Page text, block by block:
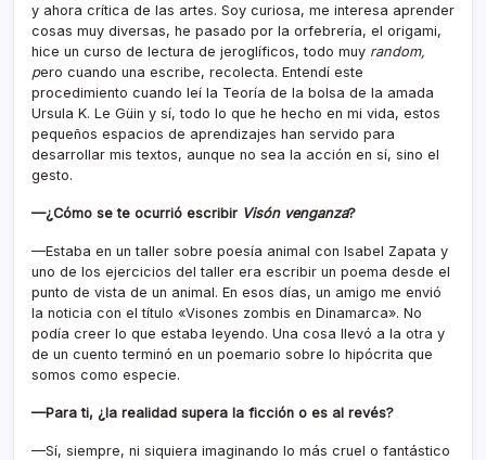
y ahora crítica de las artes. Soy curiosa, me interesa aprender
cosas muy diversas, he pasado por la orfebrería, el origami,
hice un curso de lectura de jeroglíficos, todo muy random,
pero cuando una escribe, recolecta. Entendí este
procedimiento cuando leí la Teoría de la bolsa de la amada
Ursula K. Le Güin y sí, todo lo que he hecho en mi vida, estos
pequeños espacios de aprendizajes han servido para
desarrollar mis textos, aunque no sea la acción en sí, sino el
gesto.
—¿Cómo se te ocurrió escribir Visón venganza?
—Estaba en un taller sobre poesía animal con Isabel Zapata y
uno de los ejercicios del taller era escribir un poema desde el
punto de vista de un animal. En esos días, un amigo me envió
la noticia con el título «Visones zombis en Dinamarca». No
podía creer lo que estaba leyendo. Una cosa llevó a la otra y
de un cuento terminó en un poemario sobre lo hipócrita que
somos como especie.
—Para ti, ¿ la realidad supera la ficción o es al revés?
—Sí, siempre, ni siquiera imaginando lo más cruel o fantástico